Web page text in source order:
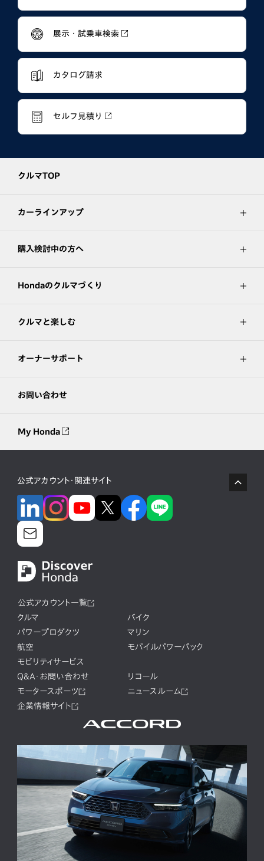
展示・試乗車検索
カタログ請求
セルフ見積り
クルマTOP
カーラインアップ
購入検討中の方へ
Hondaのクルマづくり
クルマと楽しむ
オーナーサポート
お問い合わせ
My Honda
公式アカウント・関連サイト
公式アカウント一覧
クルマ
バイク
パワープロダクツ
マリン
航空
モバイルパワーパック
モビリティサービス
Q&A・お問い合わせ
リコール
モータースポーツ
ニュースルーム
企業情報サイト